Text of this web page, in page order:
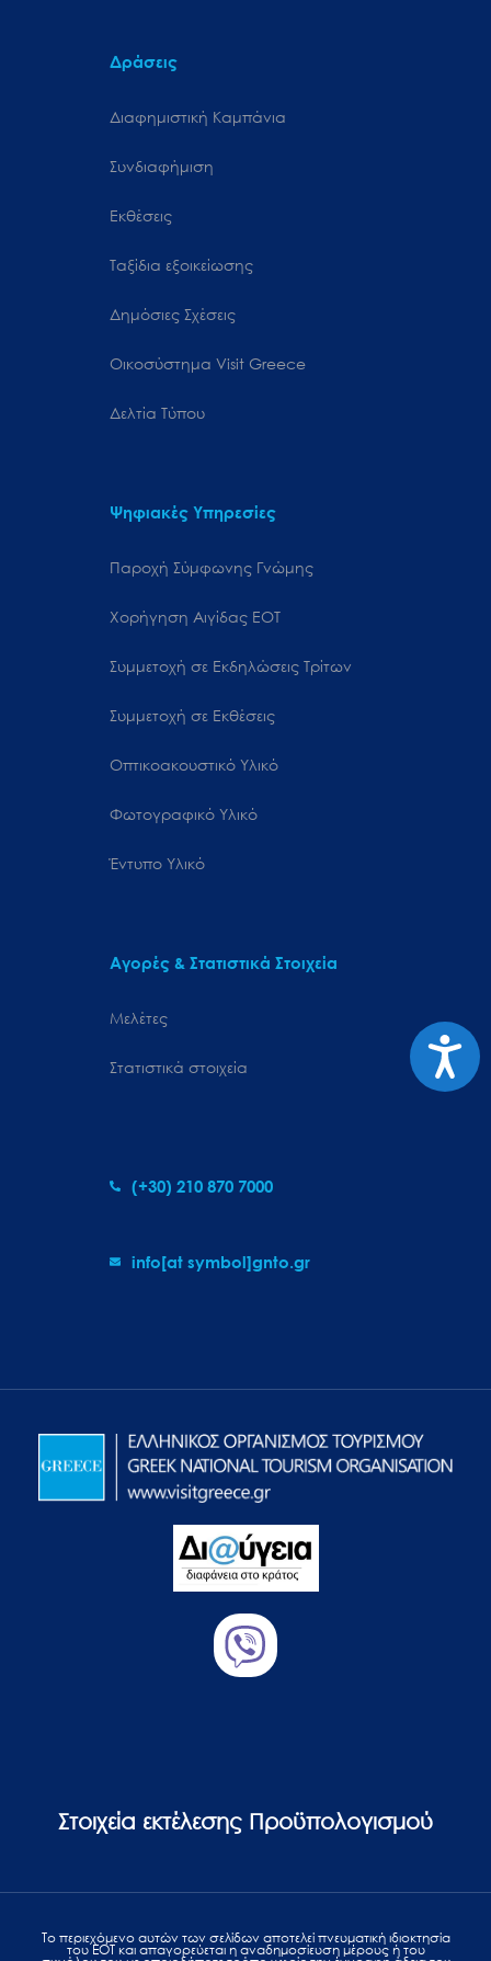
Δράσεις
Διαφημιστική Καμπάνια
Συνδιαφήμιση
Εκθέσεις
Ταξίδια εξοικείωσης
Δημόσιες Σχέσεις
Oικοσύστημα Visit Greece
Δελτία Τύπου
Ψηφιακές Υπηρεσίες
Παροχή Σύμφωνης Γνώμης
Χορήγηση Αιγίδας ΕΟΤ
Συμμετοχή σε Εκδηλώσεις Τρίτων
Συμμετοχή σε Εκθέσεις
Οπτικοακουστικό Υλικό
Φωτογραφικό Υλικό
Έντυπο Υλικό
Αγορές & Στατιστικά Στοιχεία
Μελέτες
Στατιστικά στοιχεία
(+30) 210 870 7000
info[at symbol]gnto.gr
Στοιχεία εκτέλεσης Προϋπολογισμού
Το περιεχόμενο αυτών των σελίδων αποτελεί πvευματική ιδιοκτησία
του ΕΟΤ και απαγορεύεται η αναδημοσίευση μέρους ή του